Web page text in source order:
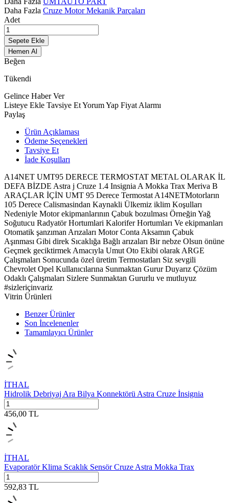
Daha Fazla Cruze Motor Mekanik Parçaları
Adet
Sepete Ekle
Hemen Al
Beğen
Tükendi
Gelince Haber Ver
Listeye Ekle Tavsiye EtYorum Yap Fiyat Alarmı
Paylaş
Ürün Açıklaması
Ödeme Seçenekleri
Tavsiye Et
İade Koşulları
A14NET UMT95 DERECE TERMOSTAT METAL OLARAK İL
DEFA BİZDE Astra j Cruze 1.4 Insignia A Mokka Trax Meriva B
ARAÇLAR İÇİN UMT 95 Derece Termostat A14NETMotorların
105 Derece Calismasindan Kaynakli Ülkemiz iklim Koşulları
Nedeniyle Motor ekipmanlarının Çabuk bozulması Örneğin Yağ
Soğutucu Radyatör Hortumlari Kalorifer Hortumları Ve ekipmanları
Otomatik şanzıman Arızaları Motor Conta Aksamın Çabuk
Aşınması Gibi direk Sıcaklığa Bağlı arızaları Bir nebze Olsun önüne
Geçmek geciktirmek Amacıyla Umut Oto Ekibi olarak ARGE
Çalışmaları Sonucunda özel üretim Termostatları Siz sevgili
Chevrolet Opel Kullanıcılarına Sunmaktan Gurur Duyarız Çözüm
Odaklı Çalışmaları Sizlere Sunmaktan Gururlu ve mutluyuz
#sizleriçinvariz
Vitrin Ürünleri
Benzer Ürünler
Son İncelenenler
Tamamlayıcı Ürünler
İTHAL
Hidrolik Debriyaj Ara Bilya Konnektörü Astra Cruze İnsignia
456,00 TL
İTHAL
Evaporatör Klima Scaklık Sensör Cruze Astra Mokka Trax
592,83 TL